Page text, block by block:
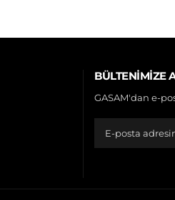
BÜLTENIMIZE
GASAM'dan e-